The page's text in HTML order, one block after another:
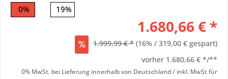
0% 19%
1.680,66 € *
1.999,99 € * (16% / 319,00 € gespart)
vorher 1.680,66 € */**
0% MwSt. bei Lieferung innerhalb von Deutschland / inkl. MwSt für